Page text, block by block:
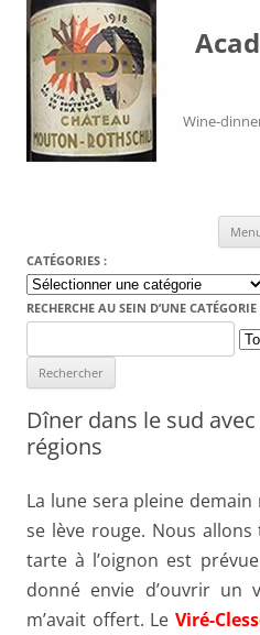
Wine-
CATÉGORIES :
Catégories
:
RECHERCHE AU SEIN D’UNE CATÉGORIE
for:
Dîner dans le sud
régions
La lune sera pleine
se lève rouge. Nous
tarte à l’oignon est
donné envie d’ouvrir un
m’avait offert. Le Viré-